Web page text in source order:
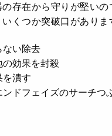
存在から守りが堅いの
くつか突破口がありま
ない除去
の効果を封殺
を潰す
ンドフェイズのサーチつ